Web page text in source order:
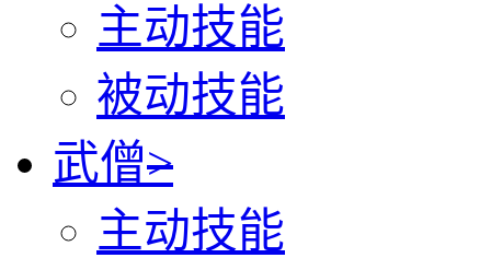
主动技能
被动技能
武僧>
主动技能